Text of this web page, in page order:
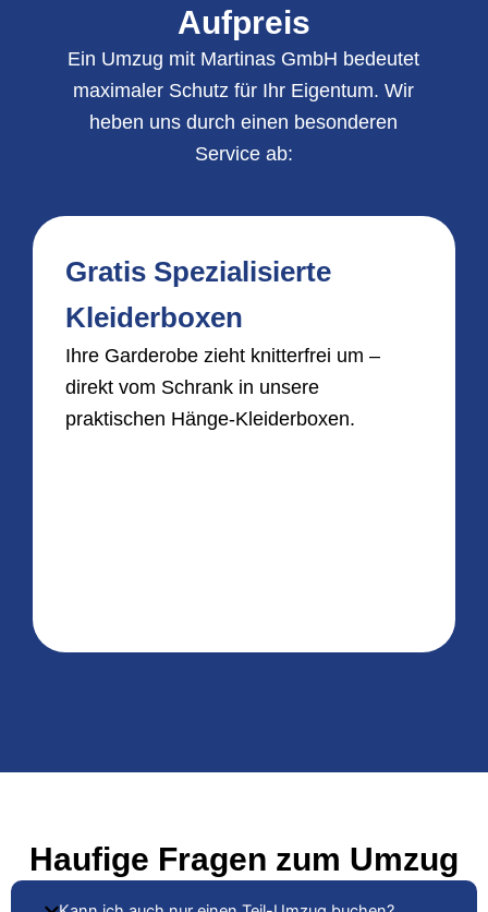
Aufpreis
Ein Umzug mit Martinas GmbH bedeutet
maximaler Schutz für Ihr Eigentum. Wir
heben uns durch einen besonderen
Service ab:
Gratis Spezialisierte
Kleiderboxen
Ihre Garderobe zieht knitterfrei um –
direkt vom Schrank in unsere
praktischen Hänge-Kleiderboxen.
Haufige Fragen zum Umzug